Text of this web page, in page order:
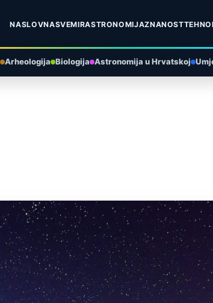
NASLOVNASVEMIRASTRONOMIJAZNANOST
Arheologija Biologija Astronomija u Hrvatskoj